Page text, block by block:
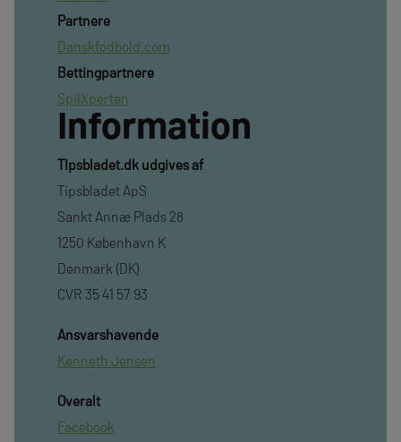
Partnere
Danskfodbold.com
Bettingpartnere
SpilXperten
Information
TIpsbladet.dk udgives af
Tipsbladet ApS
Sankt Annæ Plads 28
1250 København K
Denmark (DK)
CVR 35 41 57 93
Ansvarshavende
Kenneth Jensen
Overalt
Facebook